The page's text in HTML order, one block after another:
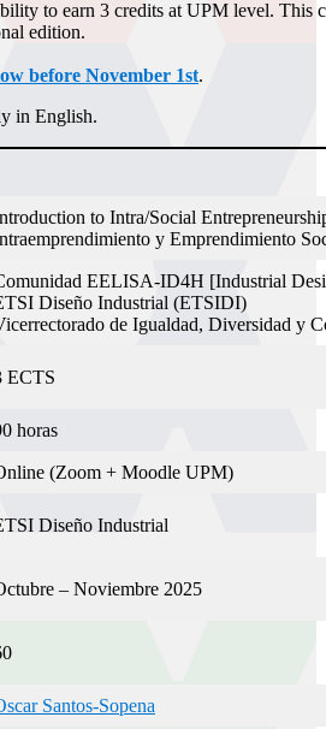
to earn 3 credits at UPM level. This
edition.
before November 1st.
in English.
to Intra/Social
y Emprendimiento
EELISA-ID4H [Industrial
Diseño Industrial (ETSIDI)
de Igualdad, Diversidad y
ECTS
horas
(Zoom + Moodle UPM)
Diseño Industrial
– Noviembre 2025
Santos-Sopena